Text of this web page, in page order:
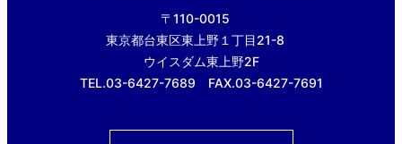
〒110-0015
東京都台東区東上野１丁目21-8
ウイスダム東上野2F
TEL.03-6427-7689 FAX.03-6427-7691